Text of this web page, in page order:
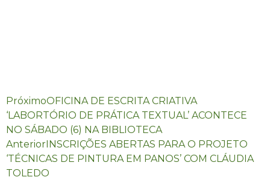
PróximoOFICINA DE ESCRITA CRIATIVA
‘LABORTÓRIO DE PRÁTICA TEXTUAL’ ACONTECE
NO SÁBADO (6) NA BIBLIOTECA
Anterior INSCRIÇÕES ABERTAS PARA O PROJETO
‘TÉCNICAS DE PINTURA EM PANOS’ COM CLÁUDIA
TOLEDO